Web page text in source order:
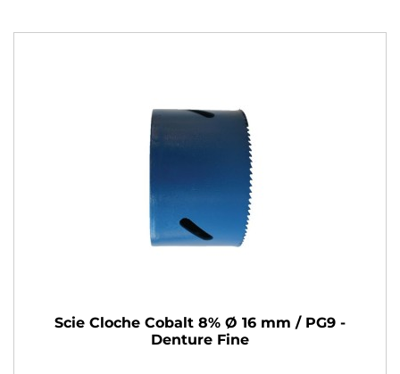
Scie Cloche Cobalt 8% Ø 16 mm / PG9 -
Denture Fine